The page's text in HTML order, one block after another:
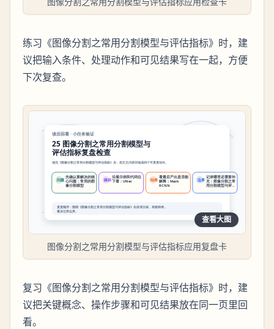
练习《图像分割之常用分割模型与评估指标》时，建
议把输入条件、处理动作和可见结果写在一起，方便
下次复查。
查看大图
图像分割之常用分割模型与评估指标应用复盘卡
复习《图像分割之常用分割模型与评估指标》时，建
议把关键概念、操作步骤和可见结果放在同一页里回
看。